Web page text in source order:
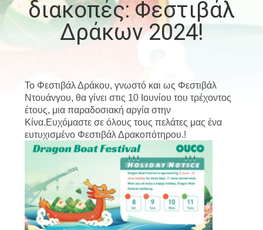
ΕΜΆΣ
ΕΠΙΣΚΈΨΕΙΣ
ΕΡΓΟΣΤΆΣΙΟ
ΈΛΕΓΧΟΣ
ΠΟΙΌΤΗΤΑΣ
ΕΙΔΉΣΕΙΣ
ΥΠΟΘΈΣΕΙΣ
διακοπές: Φεστιβάλ
Δράκων 2024!
Το Φεστιβάλ Δράκου, γνωστό και ως Φεστιβάλ
Ντουάνγου, θα γίνει στις 10 Ιουνίου του τρέχοντος
έτους, μια παραδοσιακή αργία στην
Κίνα.Ευχόμαστε σε όλους τους πελάτες μας ένα
ευτυχισμένο Φεστιβάλ Δρακοπότηρου.!